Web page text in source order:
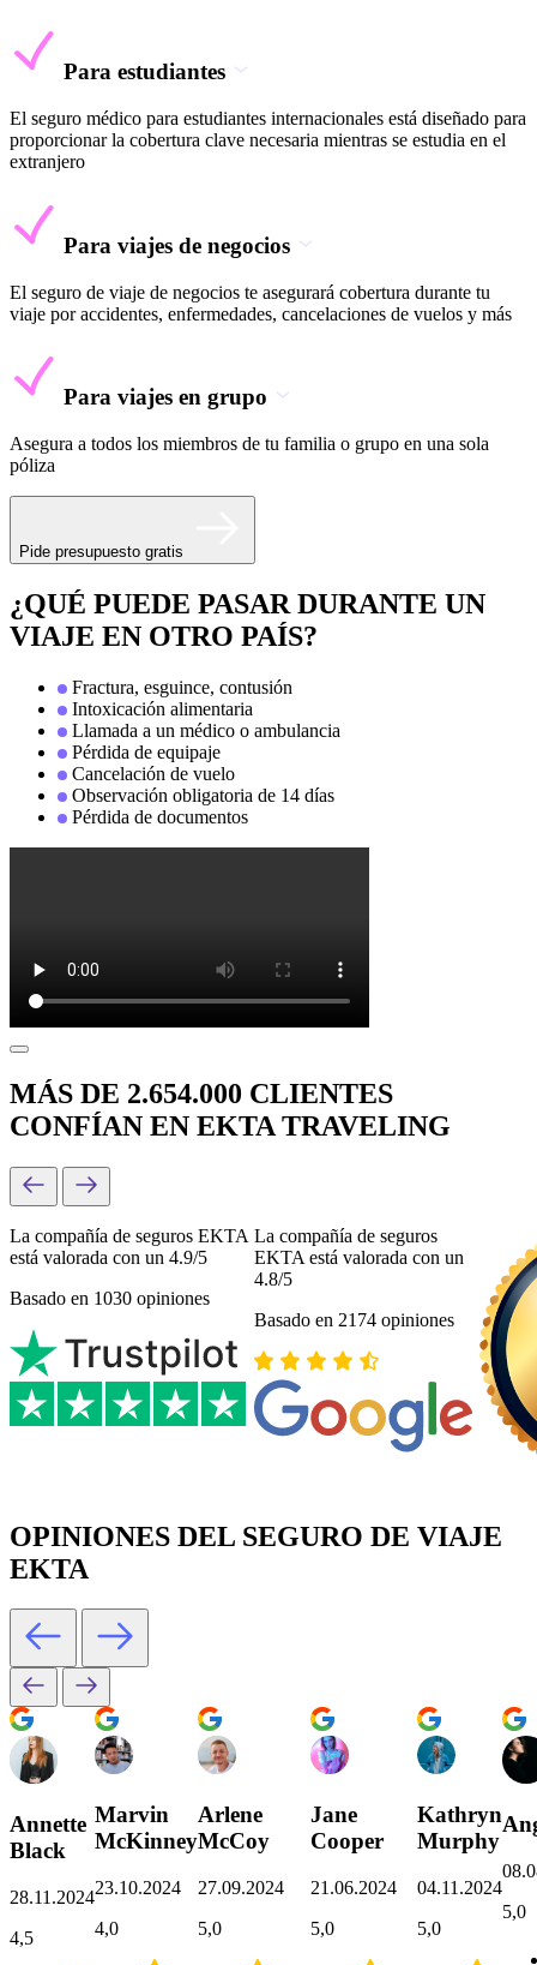
Para estudiantes
El seguro médico para estudiantes internacionales está diseñado para
proporcionar la cobertura clave necesaria mientras se estudia en el
extranjero
Para viajes de negocios
El seguro de viaje de negocios te asegurará cobertura durante tu
viaje por accidentes, enfermedades, cancelaciones de vuelos y más
Para viajes en grupo
Asegura a todos los miembros de tu familia o grupo en una sola
póliza
Pide presupuesto gratis
¿QUÉ PUEDE PASAR DURANTE UN
VIAJE EN OTRO PAÍS?
Fractura, esguince, contusión
Intoxicación alimentaria
Llamada a un médico o ambulancia
Pérdida de equipaje
Cancelación de vuelo
Observación obligatoria de 14 días
Pérdida de documentos
MÁS DE 2.654.000 CLIENTES
CONFÍAN EN EKTA TRAVELING
La compañía de seguros EKTA
está valorada con un 4.9/5
Basado en 1030 opiniones
La compañía de seguros
EKTA está valorada con un
4.8/5
Basado en 2174 opiniones
OPINIONES DEL SEGURO DE VIAJE
EKTA
Annette
Black
28.11.2024
4,5
Marvin
McKinney
23.10.2024
4,0
Arlene
McCoy
27.09.2024
5,0
Jane
Cooper
21.06.2024
5,0
Kathryn
Murphy
04.11.2024
5,0
5,0